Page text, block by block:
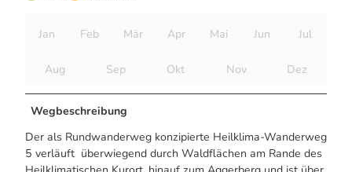
Jan Feb Mär Apr Mai Jun Jul
Aug Sep Okt Nov Dez
Wegbeschreibung
Der als Rundwanderweg konzipierte Heilklima-Wanderweg
5 verläuft überwiegend durch Waldflächen am Rande des